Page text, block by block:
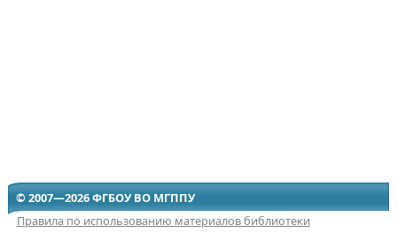
© 2007—2026 ФГБОУ ВО МГППУ
Правила по использованию материалов библиотеки